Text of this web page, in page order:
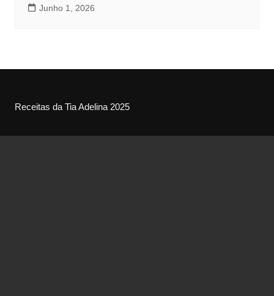
Junho 1, 2026
Receitas da Tia Adelina 2025